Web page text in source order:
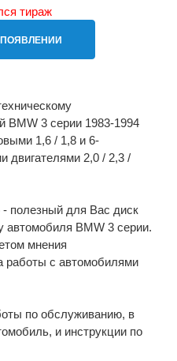
тираж
BMW 3 серии 1983-1994
1,6 / 1,8 и 6-
двигателями 2,0 / 2,3 /
- полезный для Вас диск
автомобиля BMW 3 серии.
мнения
работы с автомобилями
по обслуживанию, в
и инструкции по